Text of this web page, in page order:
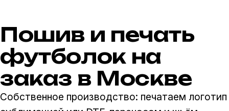
Пошив и печать
футболок на
заказ в Москве
Собственное производство: печатаем логотип